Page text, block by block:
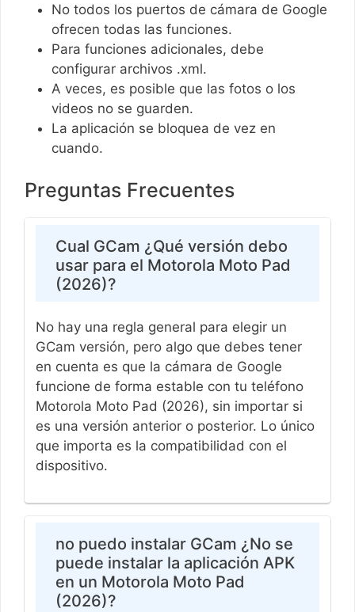
No todos los puertos de cámara de Google
ofrecen todas las funciones.
Para funciones adicionales, debe
configurar archivos .xml.
A veces, es posible que las fotos o los
videos no se guarden.
La aplicación se bloquea de vez en
cuando.
Preguntas Frecuentes
Cual GCam ¿Qué versión debo
usar para el Motorola Moto Pad
(2026)?
No hay una regla general para elegir un
GCam versión, pero algo que debes tener
en cuenta es que la cámara de Google
funcione de forma estable con tu teléfono
Motorola Moto Pad (2026), sin importar si
es una versión anterior o posterior. Lo único
que importa es la compatibilidad con el
dispositivo.
no puedo instalar GCam ¿No se
puede instalar la aplicación APK
en un Motorola Moto Pad
(2026)?